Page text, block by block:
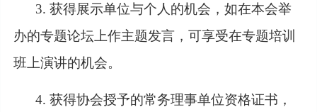
3. 获得展示单位与个人的机会，如在本会举
办的专题论坛上作主题发言，可享受在专题培训
班上演讲的机会。
4. 获得协会授予的常务理事单位资格证书，